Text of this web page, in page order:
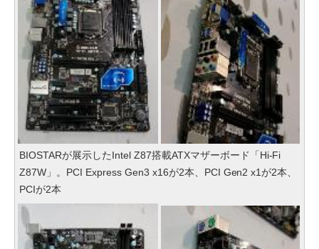
BIOSTARが展示したIntel Z87搭載ATXマザーボード「Hi-Fi
Z87W」。PCI Express Gen3 x16が2本、PCI Gen2 x1が2本、
PCIが2本